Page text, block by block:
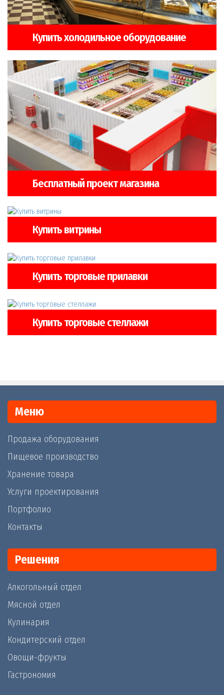
Купить холодильное оборудование
Бесплатный проект магазина
Купить витрины
Купить торговые прилавки
Купить торговые стеллажи
Меню
Продажа оборудования
Пищевое производство
Хранение товара
Услуги проектирования
Портфолио
Контакты
Решения
Алкогольный отдел
Мясной отдел
Кулинария
Кондитерский отдел
Овощи-фрукты
Гастрономия